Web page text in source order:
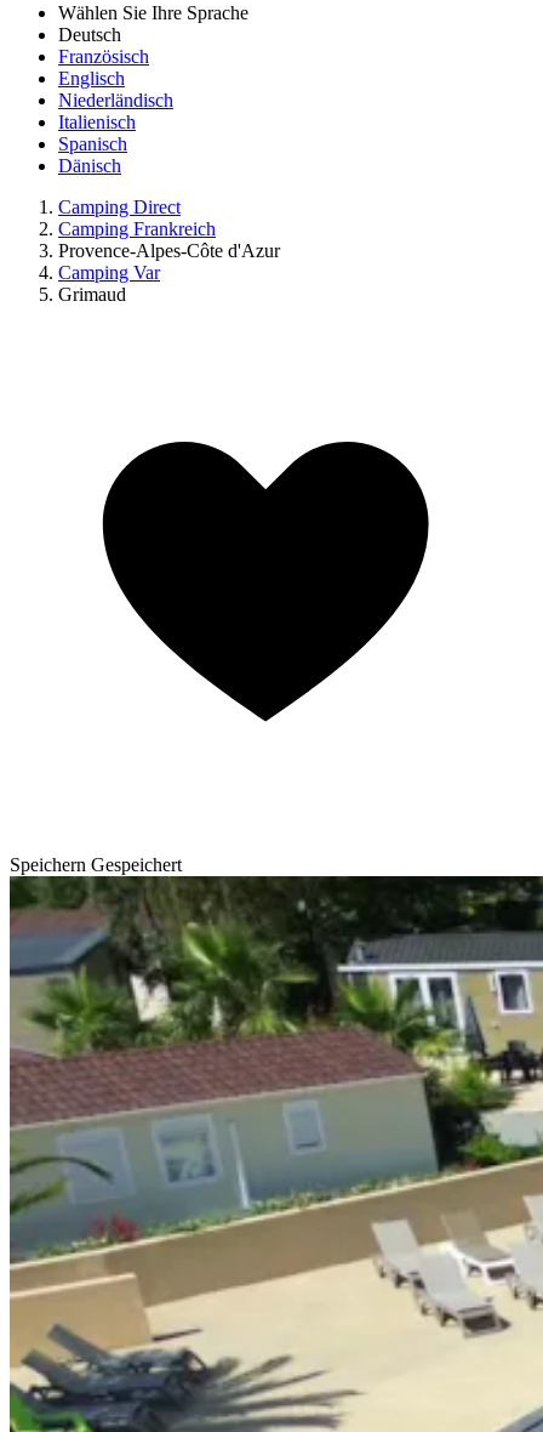
Wählen Sie Ihre Sprache
Deutsch
Französisch
Englisch
Niederländisch
Italienisch
Spanisch
Dänisch
Camping Direct
Camping Frankreich
Provence-Alpes-Côte d'Azur
Camping Var
Grimaud
Speichern Gespeichert